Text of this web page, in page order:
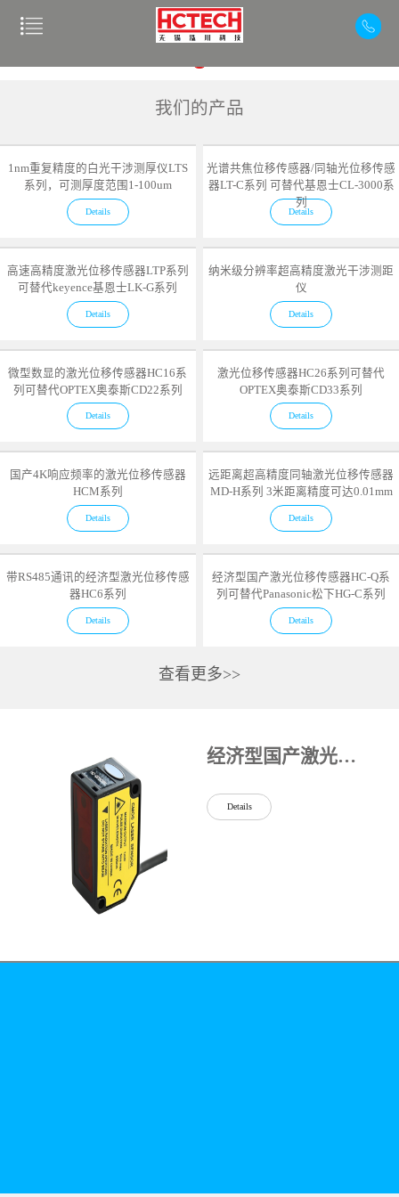
我们的产品
1nm重复精度的白光干涉测厚仪LTS
系列，可测厚度范围1-100um
Details
光谱共焦位移传感器/同轴光位移传感
器LT-C系列 可替代基恩士CL-3000系
列
Details
高速高精度激光位移传感器LTP系列
可替代keyence基恩士LK-G系列
Details
纳米级分辨率超高精度激光干涉测距
仪
Details
微型数显的激光位移传感器HC16系
列可替代OPTEX奥泰斯CD22系列
Details
激光位移传感器HC26系列可替代
OPTEX奥泰斯CD33系列
Details
国产4K响应频率的激光位移传感器
HCM系列
Details
远距离超高精度同轴激光位移传感器
MD-H系列 3米距离精度可达0.01mm
Details
带RS485通讯的经济型激光位移传感
器HC6系列
Details
经济型国产激光位移传感器HC-Q系
列可替代Panasonic松下HG-C系列
Details
查看更多>>
经济型国产激光位移传感器HC-Q系列可替代Panasonic松下HG-C系列
Details
有